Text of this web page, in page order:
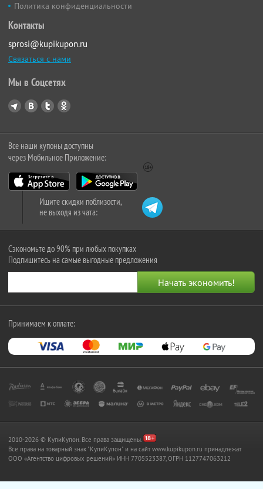
Политика конфиденциальности
Контакты
sprosi@kupikupon.ru
Связаться с нами
Мы в Соцсетях
Все наши купоны доступны
через Мобильное Приложение:
Ищите скидки поблизости,
не выходя из чата:
Сэкономьте до 90% при любых покупках
Подпишитесь на самые выгодные предложения
Принимаем к оплате:
2010-2026 © КупиКупон. Все права защищены.
Все права на товарный знак "КупиКупон" и на сайт www.kupikupon.ru принадлежат
OOO «Агентство цифровых решений» ИНН 7705523387, ОГРН 1127747063212